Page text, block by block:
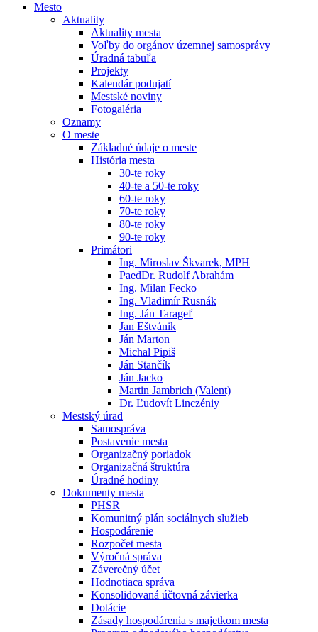
Mesto
Aktuality
Aktuality mesta
Voľby do orgánov územnej samosprávy
Úradná tabuľa
Projekty
Kalendár podujatí
Mestské noviny
Fotogaléria
Oznamy
O meste
Základné údaje o meste
História mesta
30-te roky
40-te a 50-te roky
60-te roky
70-te roky
80-te roky
90-te roky
Primátori
Ing. Miroslav Škvarek, MPH
PaedDr. Rudolf Abrahám
Ing. Milan Fecko
Ing. Vladimír Rusnák
Ing. Ján Tarageľ
Jan Eštvánik
Ján Marton
Michal Pipiš
Ján Stančík
Ján Jacko
Martin Jambrich (Valent)
Dr. Ľudovít Linczéniy
Mestský úrad
Samospráva
Postavenie mesta
Organizačný poriadok
Organizačná štruktúra
Úradné hodiny
Dokumenty mesta
PHSR
Komunitný plán sociálnych služieb
Hospodárenie
Rozpočet mesta
Výročná správa
Záverečný účet
Hodnotiaca správa
Konsolidovaná účtovná závierka
Dotácie
Zásady hospodárenia s majetkom mesta